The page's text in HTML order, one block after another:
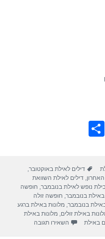
21/10/2018
T
e
תגיות
דילים לאילת באוקטובר,
,דילים לאילת השוואת
נופש לאילת בנובמבר, חופשה
בנובמבר, חופשה זולה
בנובמבר,מלונות באילת ברגע
באילת זולים,מלונות באילת
באילת השאירו תגובה